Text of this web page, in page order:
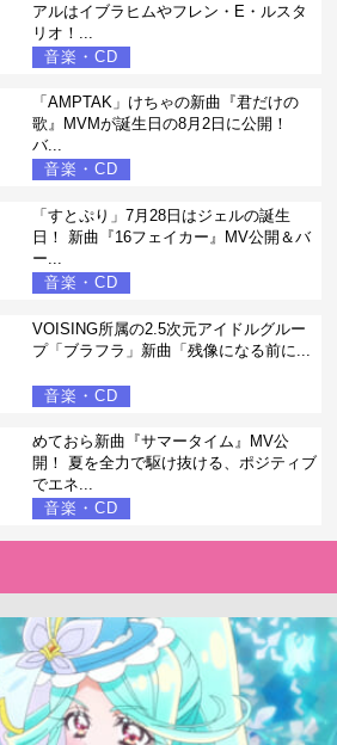
アルはイブラヒムやフレン・E・ルスタ
リオ！...
音楽・CD
「AMPTAK」けちゃの新曲『君だけの
歌』MVMが誕生日の8月2日に公開！
バ...
音楽・CD
「すとぷり」7月28日はジェルの誕生
日！ 新曲『16フェイカー』MV公開＆バ
ー...
音楽・CD
VOISING所属の2.5次元アイドルグルー
プ「ブラフラ」新曲「残像になる前に...
音楽・CD
めておら新曲『サマータイム』MV公
開！ 夏を全力で駆け抜ける、ポジティブ
でエネ...
音楽・CD